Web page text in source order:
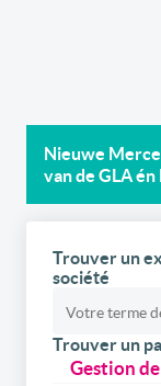
Nieuwe
van de GLA én
Trouver un
société
Trouver un
Gestion